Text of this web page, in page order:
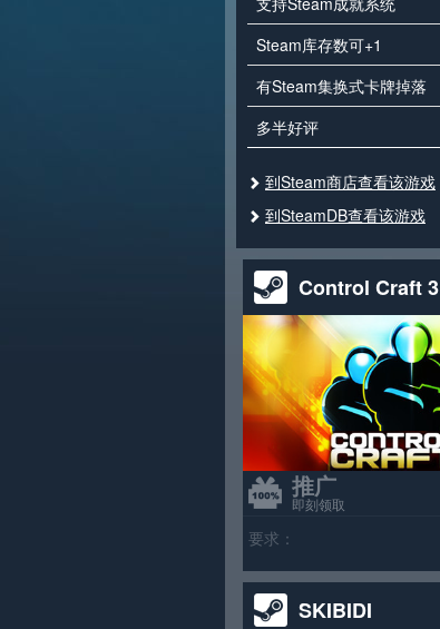
Steam库存数可+1
有Steam集换式卡牌掉落
多半好评
到Steam商店查看该游戏
到SteamDB查看该游戏
Control Craft 3
推广
即刻领取
要求：
SKIBIDI